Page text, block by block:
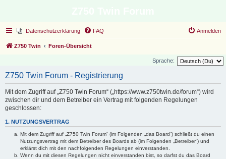
Datenschutzerklärung FAQ Anmelden
Z750 Twin Foren-Übersicht
Sprache:
Z750 Twin Forum - Registrierung
Mit dem Zugriff auf „Z750 Twin Forum“ („https://www.z750twin.de/forum“) wird
zwischen dir und dem Betreiber ein Vertrag mit folgenden Regelungen
geschlossen:
1. NUTZUNGSVERTRAG
Mit dem Zugriff auf „Z750 Twin Forum“ (im Folgenden „das Board“) schließt du einen
Nutzungsvertrag mit dem Betreiber des Boards ab (im Folgenden „Betreiber“) und
erklärst dich mit den nachfolgenden Regelungen einverstanden.
Wenn du mit diesen Regelungen nicht einverstanden bist, so darfst du das Board